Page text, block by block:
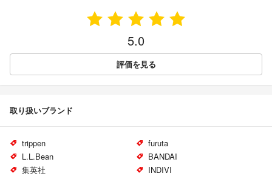
5.0
評価を見る
取り扱いブランド
trippen
furuta
L.L.Bean
BANDAI
集英社
INDIVI